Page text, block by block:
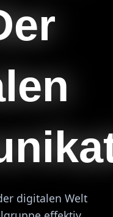
digitalen Welt